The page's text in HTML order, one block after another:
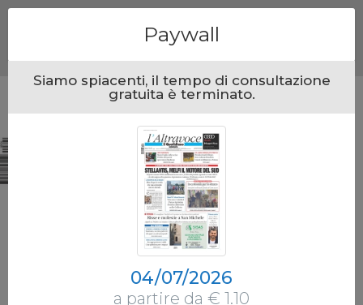
Paywall
Siamo spiacenti, il tempo di consultazione
gratuita è terminato.
04/07/2026
a partire da € 1.10